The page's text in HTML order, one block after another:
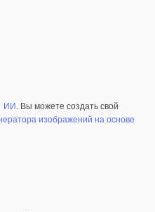
ИИ. Вы можете создать свой
изображений на основе